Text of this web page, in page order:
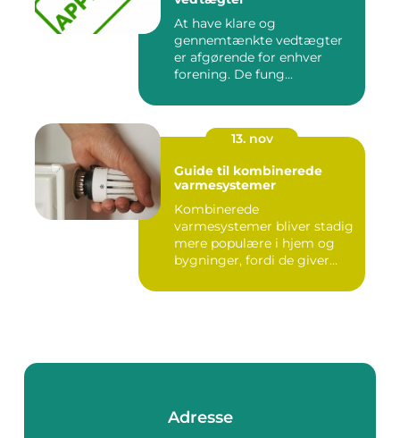
At have klare og
gennemtænkte vedtægter
er afgørende for enhver
forening. De fung...
13. nov
Guide til kombinerede
varmesystemer
Kombinerede
varmesystemer bliver stadig
mere populære i hjem og
bygninger, fordi de giver
Adresse